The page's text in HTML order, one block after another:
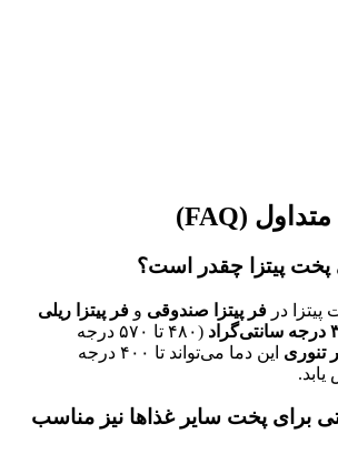
(FAQ)
پخت پیتزا چقدر است؟
در فر پیتزا صندوقی و فر پیتزا ریلی
درجه سانتی‌گراد
(۴۸۰ تا ۵۷۰ درجه
تنوری
این دما می‌تواند تا ۴۰۰ درجه
برای پخت سایر غذاها نیز مناسب